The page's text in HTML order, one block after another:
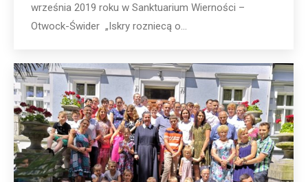
września 2019 roku w Sanktuarium Wierności –
Otwock-Świder „Iskry rozniecą o...